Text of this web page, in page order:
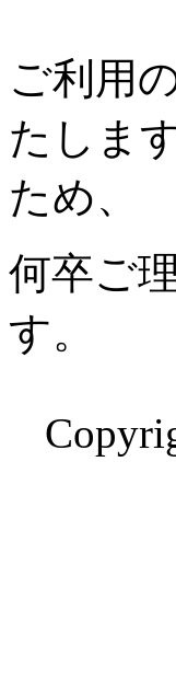
ご利用
たしま
ため、
何卒ご
す。